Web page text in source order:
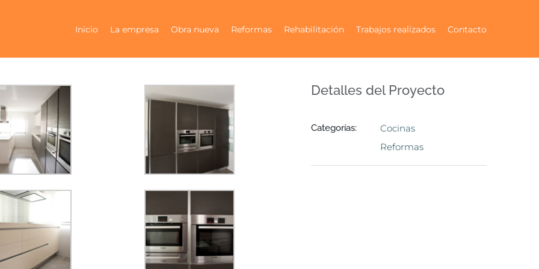
Inicio La empresa Obra nueva Reformas Rehabilitación Trabajos realizados Contacto
Detalles del Proyecto
Categorías:
Cocinas
Reformas